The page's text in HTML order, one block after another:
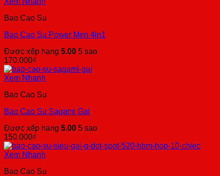
Bao Cao Su
Bao Cao Su Power Men 4in1
Được xếp hạng 5.00 5 sao
170.000₫
Xem Nhanh
Bao Cao Su
Bao Cao Su Sagami Gai
Được xếp hạng 5.00 5 sao
150.000₫
Xem Nhanh
Bao Cao Su